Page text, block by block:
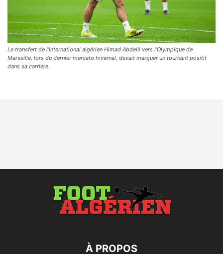
Le transfert de l’international algérien Himad Abdelli vers l’Olympique de
Marseille, lors du dernier mercato hivernal, devait marquer un tournant positif
dans sa carrière.
À PROPOS